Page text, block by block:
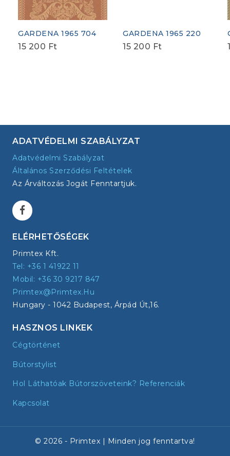
GARDENA 1965 704
15 200 Ft
GARDENA 1965 220
15 200 Ft
ADATVÉDELMI SZABÁLYZAT
Adatvédelmi Szabályzat
Általános Szerződési Feltételek
Az Árváltozás Jogát Fenntartjuk.
ELÉRHETŐSÉGEK
Primtex Kft.
Tel: +36 1 41922 11
Mobil: +36 30 9217 847
Primtex@primtex.hu
Hungary - 1042 Budapest, Árpád Út,16.
HASZNOS LINKEK
Cégtörténet
Bútorstylist
Hol Láthatóak Bútorszöveteink? Referenciák
Kapcsolat
© 2026 - Primtex | Minden jog fenntartva!